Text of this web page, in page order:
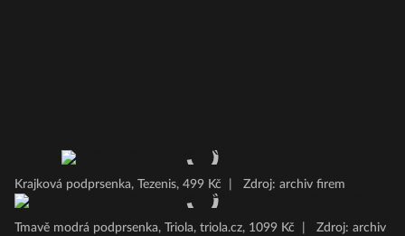
Krajková podprsenka, Tezenis, 499 Kč Zdroj: archiv firem
Tmavě modrá podprsenka, Triola, triola.cz, 1099 Kč
Zdroj: archiv